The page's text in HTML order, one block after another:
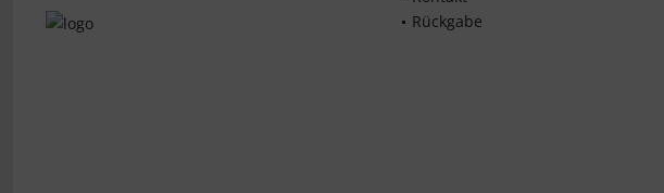
Rückgabe